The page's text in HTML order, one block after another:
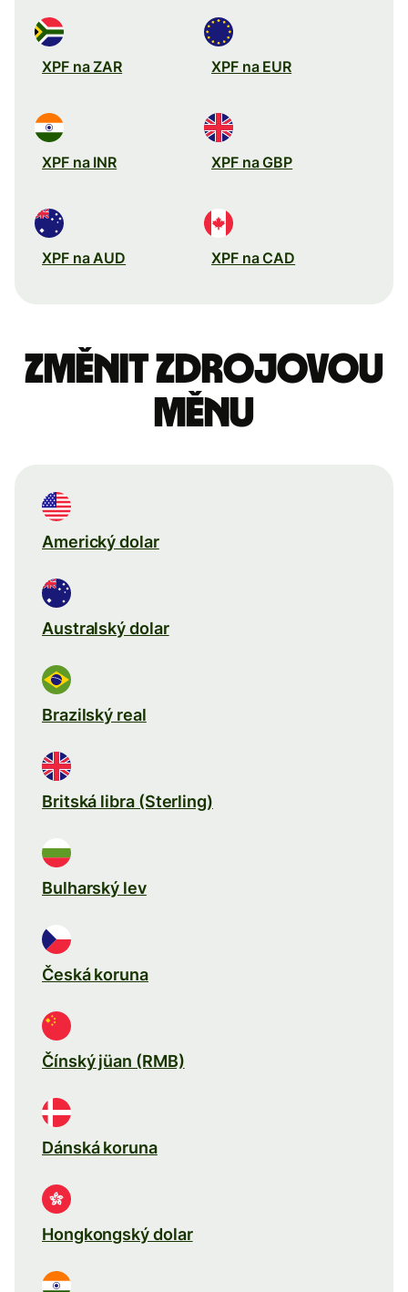
XPF na ZAR XPF na EUR
XPF na INR XPF na GBP
XPF na AUD XPF na CAD
Změnit zdrojovou
měnu
Americký dolar
Australský dolar
Brazilský real
Britská libra (Sterling)
Bulharský lev
Česká koruna
Čínský jüan (RMB)
Dánská koruna
Hongkongský dolar